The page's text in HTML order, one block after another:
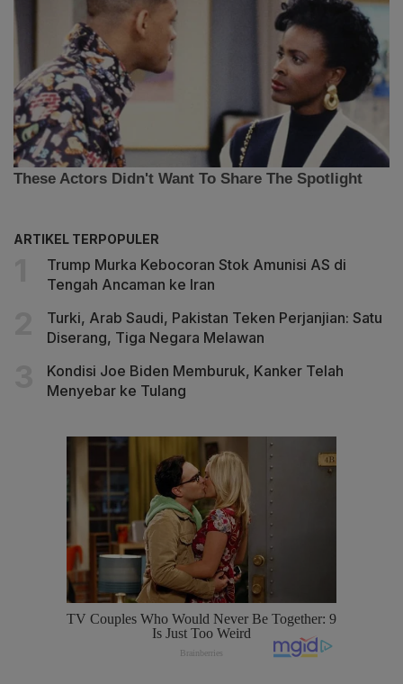
ARTIKEL TERPOPULER
Trump Murka Kebocoran Stok Amunisi AS di
Tengah Ancaman ke Iran
Turki, Arab Saudi, Pakistan Teken Perjanjian: Satu
Diserang, Tiga Negara Melawan
Kondisi Joe Biden Memburuk, Kanker Telah
Menyebar ke Tulang